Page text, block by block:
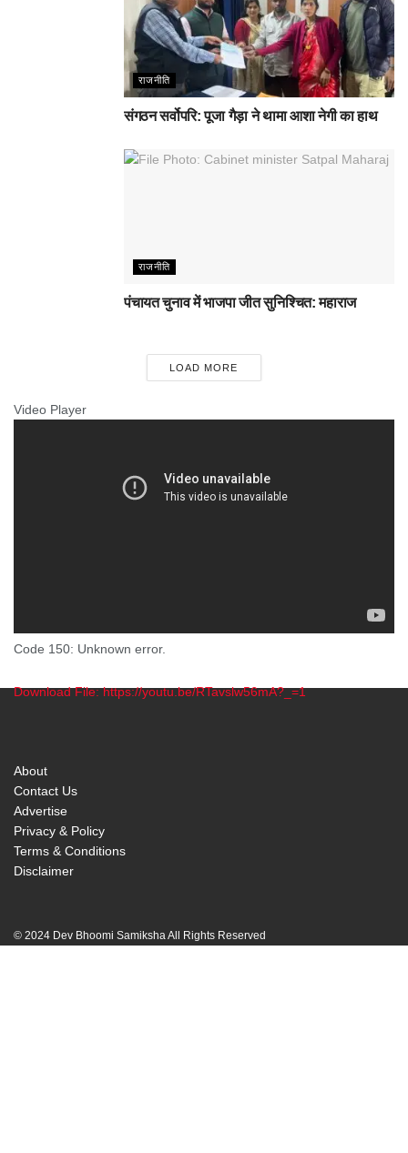
राजनीति
संगठन सर्वोपरि: पूजा गैड़ा ने थामा आशा नेगी का हाथ
राजनीति
पंचायत चुनाव में भाजपा जीत सुनिश्चित: महाराज
LOAD MORE
Video Player
Code 150: Unknown error.
Download File: https://youtu.be/RTavslw56mA?_=1
About
Contact Us
Advertise
Privacy & Policy
Terms & Conditions
Disclaimer
© 2024 Dev Bhoomi Samiksha All Rights Reserved